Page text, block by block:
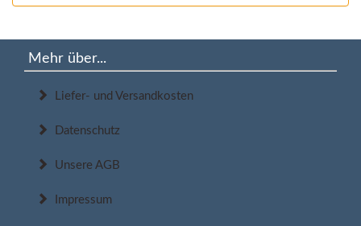
Mehr über...
Liefer- und Versandkosten
Datenschutz
Unsere AGB
Impressum